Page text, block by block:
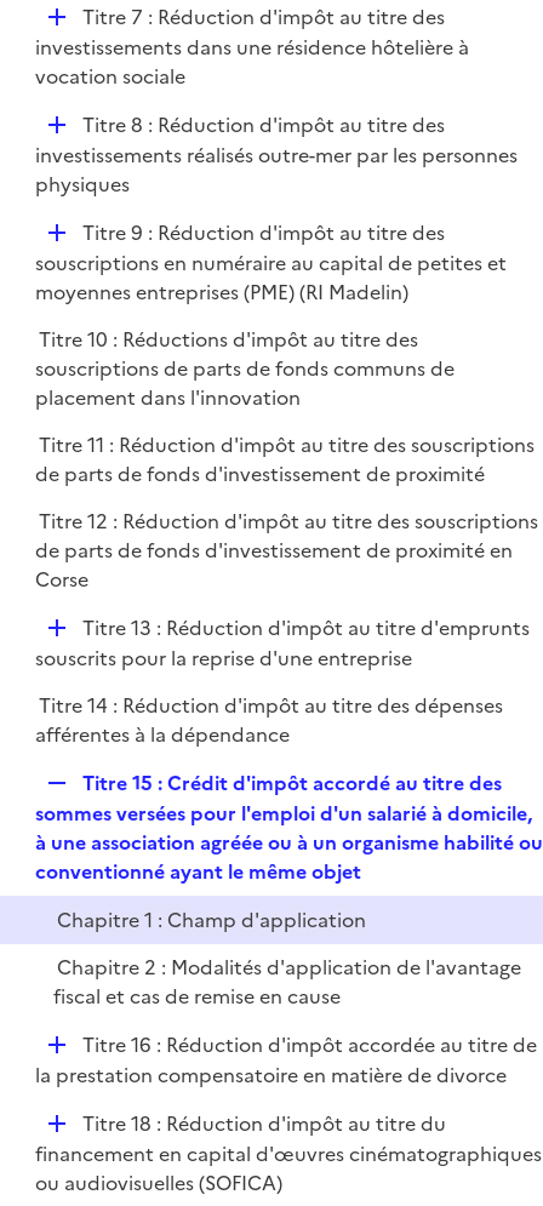
i
e
D
é
p
e
r
Titre 7 : Réduction d'impôt au titre des
investissements dans une résidence hôtelière à
vocation sociale
D
é
p
e
r
Titre 8 : Réduction d'impôt au titre des
investissements réalisés outre-mer par les personnes
physiques
D
é
p
i
e
r
Titre 9 : Réduction d'impôt au titre des
souscriptions en numéraire au capital de petites et
moyennes entreprises (PME) (RI Madelin)
Titre 10 : Réductions d'impôt au titre des
souscriptions de parts de fonds communs de
placement dans l'innovation
Titre 11 : Réduction d'impôt au titre des souscriptions
de parts de fonds d'investissement de proximité
Titre 12 : Réduction d'impôt au titre des souscriptions
de parts de fonds d'investissement de proximité en
Corse
D
é
l
i
Titre 13 : Réduction d'impôt au titre d'emprunts
souscrits pour la reprise d'une entreprise
Titre 14 : Réduction d'impôt au titre des dépenses
afférentes à la dépendance
e
p
l
i
e
r
Titre 15 : Crédit d'impôt accordé au titre des
sommes versées pour l'emploi d'un salarié à domicile,
à une association agréée ou à un organisme habilité ou
conventionné ayant le même objet
Chapitre 1 : Champ d'application
Chapitre 2 : Modalités d'application de l'avantage
fiscal et cas de remise en cause
D
é
i
e
Titre 16 : Réduction d'impôt accordée au titre de
la prestation compensatoire en matière de divorce
D
é
p
Titre 18 : Réduction d'impôt au titre du
financement en capital d'œuvres cinématographiques
ou audiovisuelles (SOFICA)